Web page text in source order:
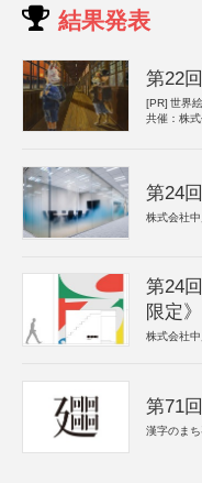
結果発表
第22
[PR] 世界
共催：株
第24
株式会社
第24
限定》
株式会社
第71
漢字のま